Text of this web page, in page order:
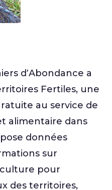
d’Abondance a
Fertiles, une
au service de
alimentaire dans
données
sur
pour
des territoires,